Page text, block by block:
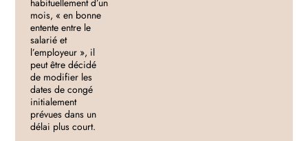
mois, « en bonne
entente entre le
salarié et
l’employeur », il
peut être décidé
de modifier les
dates de congé
initialement
prévues dans un
délai plus court.